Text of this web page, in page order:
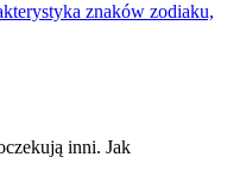
znaków zodiaku,
inni. Jak